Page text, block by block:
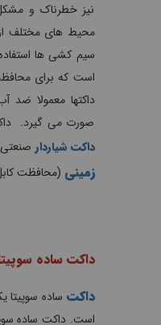
نیز خطرناک و
محیط های مختلف
سیم کشی ها
است که برای
داکتها معمولا ضد
صورت می گیرد.
داکت شیاردار
زمینی (محافظت
داکت ساده
داکت ساده